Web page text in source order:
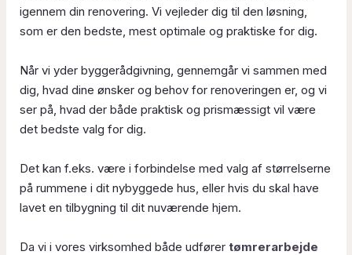
igennem din renovering. Vi vejleder dig til den løsning,
som er den bedste, mest optimale og praktiske for dig.
Når vi yder byggerådgivning, gennemgår vi sammen med
dig, hvad dine ønsker og behov for renoveringen er, og vi
ser på, hvad der både praktisk og prismæssigt vil være
det bedste valg for dig.
Det kan f.eks. være i forbindelse med valg af størrelserne
på rummene i dit nybyggede hus, eller hvis du skal have
lavet en tilbygning til dit nuværende hjem.
Da vi i vores virksomhed både udfører tømrerarbejde